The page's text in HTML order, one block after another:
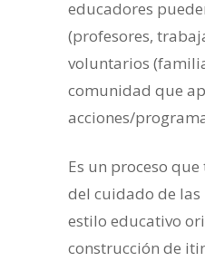
educadores
(profesores,
voluntarios
comunidad que
acciones/
Es un proceso
del cuidado de las
estilo educativo
construcción de